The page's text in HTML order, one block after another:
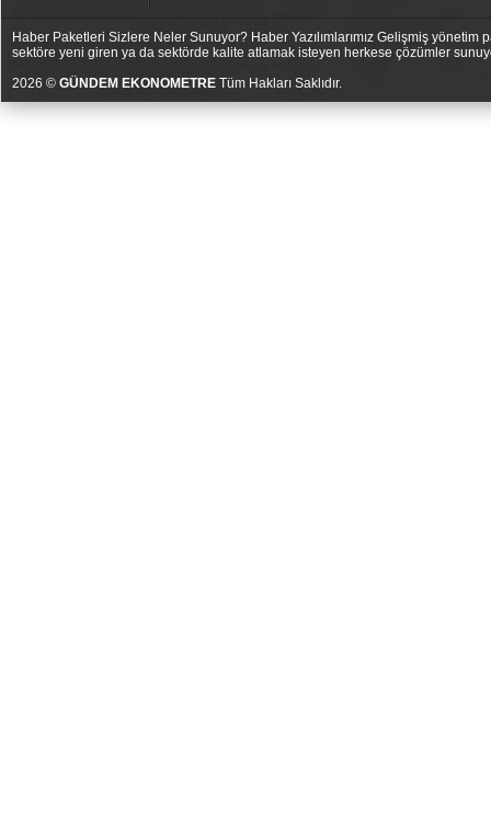
Haber Paketleri Sizlere Neler Sunuyor? Haber Yazılımlarımız Gelişmiş
sektöre yeni giren ya da sektörde kalite atlamak isteyen herkese çözümler
2026 © GÜNDEM EKONOMETRE Tüm Hakları Saklıdır.